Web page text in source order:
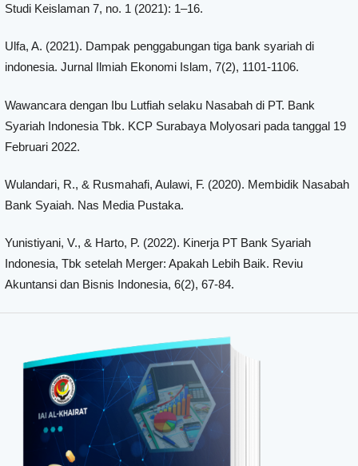
Studi Keislaman 7, no. 1 (2021): 1–16.
Ulfa, A. (2021). Dampak penggabungan tiga bank syariah di
indonesia. Jurnal Ilmiah Ekonomi Islam, 7(2), 1101-1106.
Wawancara dengan Ibu Lutfiah selaku Nasabah di PT. Bank
Syariah Indonesia Tbk. KCP Surabaya Molyosari pada tanggal 19
Februari 2022.
Wulandari, R., & Rusmahafi, Aulawi, F. (2020). Membidik Nasabah
Bank Syaiah. Nas Media Pustaka.
Yunistiyani, V., & Harto, P. (2022). Kinerja PT Bank Syariah
Indonesia, Tbk setelah Merger: Apakah Lebih Baik. Reviu
Akuntansi dan Bisnis Indonesia, 6(2), 67-84.